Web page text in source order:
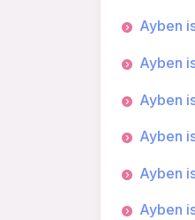
Ayben
Ayben
Ayben
Ayben
Ayben
Ayben